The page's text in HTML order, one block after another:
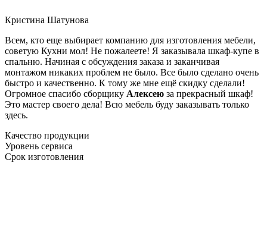
Кристина Шатунова
Всем, кто еще выбирает компанию для изготовления мебели,
советую Кухни мол! Не пожалеете! Я заказывала шкаф-купе в
спальню. Начиная с обсуждения заказа и заканчивая
монтажом никаких проблем не было. Все было сделано очень
быстро и качественно. К тому же мне ещё скидку сделали!
Огромное спасибо сборщику Алексею за прекрасный шкаф!
Это мастер своего дела! Всю мебель буду заказывать только
здесь.
Качество продукции
Уровень сервиса
Срок изготовления